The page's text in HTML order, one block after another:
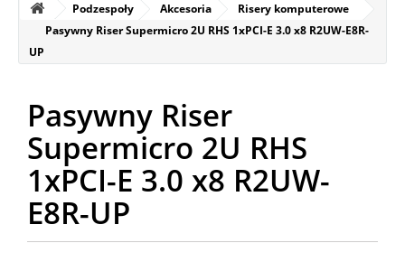
Podzespoły Akcesoria
Risery komputerowe
Pasywny Riser Supermicro 2U RHS 1xPCI-E 3.0 x8 R2UW-E8R-
UP
Pasywny Riser
Supermicro 2U RHS
1xPCI-E 3.0 x8 R2UW-
E8R-UP